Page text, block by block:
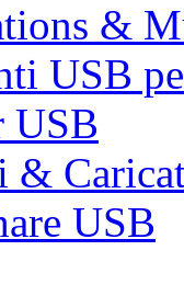
&
USB
USB
&
USB